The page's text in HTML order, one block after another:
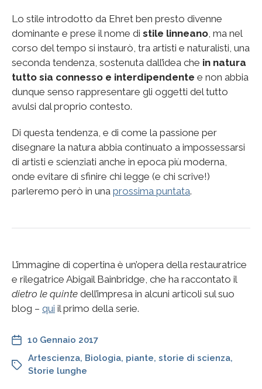
Lo stile introdotto da Ehret ben presto divenne
dominante e prese il nome di stile linneano, ma nel
corso del tempo si instaurò, tra artisti e naturalisti, una
seconda tendenza, sostenuta dall’idea che in natura
tutto sia connesso e interdipendente e non abbia
dunque senso rappresentare gli oggetti del tutto
avulsi dal proprio contesto.
Di questa tendenza, e di come la passione per
disegnare la natura abbia continuato a impossessarsi
di artisti e scienziati anche in epoca più moderna,
onde evitare di sfinire chi legge (e chi scrive!)
parleremo però in una prossima puntata.
L’immagine di copertina è un’opera della restauratrice
e rilegatrice Abigail Bainbridge, che ha raccontato il
dietro le quinte dell’impresa in alcuni articoli sul suo
blog – qui il primo della serie.
10 Gennaio 2017
Artescienza, Biologia, piante, storie di scienza,
Storie lunghe